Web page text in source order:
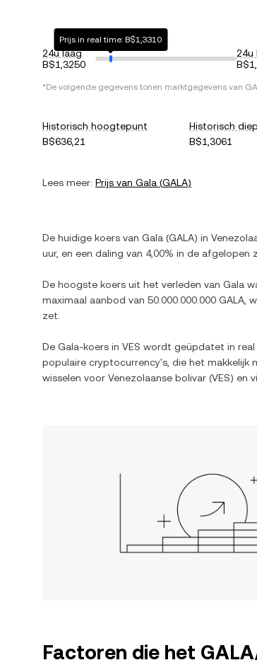
24u laag
B$1,3250
Prijs in real time: B$1,3310
24u
*De volgende gegevens tonen marktgegevens van
Historisch hoogtepunt
B$636,21
Historisch
B$1,3061
Lees meer: Prijs van Gala (GALA)
De huidige koers van Gala (GALA) in
uur, en een daling van 4,00% in de afgelopen
De hoogste koers uit het verleden van Gala
maximaal aanbod van 50.000.000.000 GALA ,
zet.
De Gala-koers in VES wordt geüpdatet in real
populaire cryptocurrency's, die het makkelijk
wisselen voor Venezolaanse bolivar (VES) en
Factoren die het